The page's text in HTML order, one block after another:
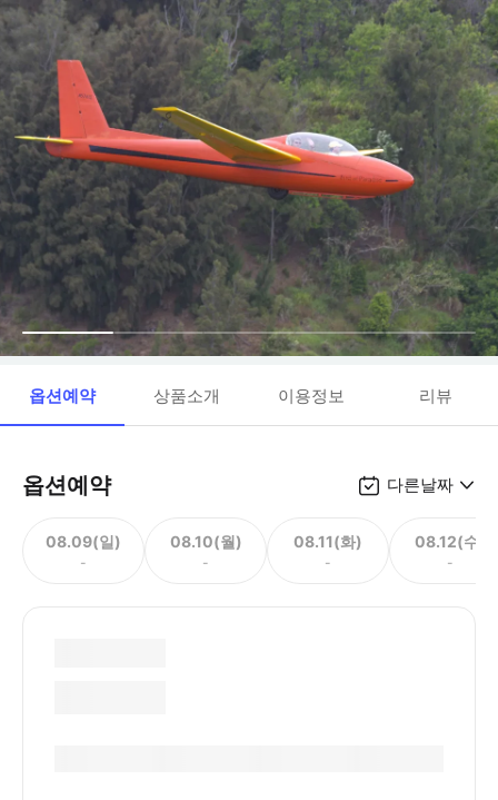
옵션예약 상품소개 이용정보 리뷰
옵션예약 다른날짜
08.09(일)
-
08.10(월)
-
08.11(화)
-
08.12(수)
-